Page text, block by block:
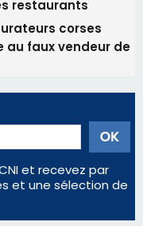
Corse 2026
premières loges
avant 2081
en Corse pour
?
par une
restaurants